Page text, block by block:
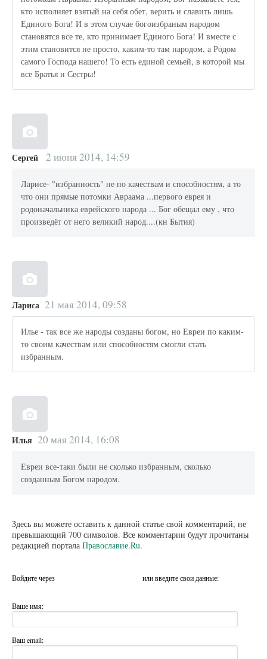
кто исполняет взятый на себя обет, верить и славить лишь
Единого Бога! И в этом случае богоизбраным народом
становятся все те, кто принимает Единого Бога! И вместе с
этим становится не просто, каким-то там народом, а Родом
самого Господа нашего! То есть единой семьей, в которой мы
все Братья и Сестры!
Сергей 2 июня 2014, 14:59
Ларисе- "избранность" не по качествам и способностям, а то
что они прямые потомки Авраама ...первого еврея и
родоначальника еврейского народа ... Бог обещал ему , что
произведёт от него великий народ....(кн Бытия)
Лариса 21 мая 2014, 09:58
Илье - так все же народы созданы богом, но Евреи по каким-
то своим качествам или способностям смогли стать
избранным.
Илья 20 мая 2014, 16:08
Евреи все-таки были не сколько избранным, сколько
созданным Богом народом.
Здесь вы можете оставить к данной статье свой комментарий, не
превышающий 700 символов. Все комментарии будут прочитаны
редакцией портала Православие.Ru.
Войдите через или введите свои данные:
Ваше имя:
Ваш email: